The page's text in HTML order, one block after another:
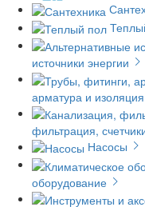
источники энергии
арматура и изоляция
фильтрация,
Насосы
оборудование